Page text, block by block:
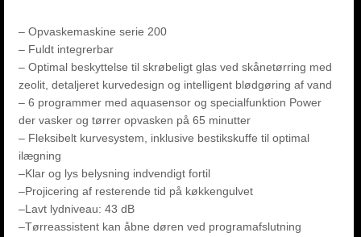
– Opvaskemaskine serie 200
– Fuldt integrerbar
– Optimal beskyttelse til skrøbeligt glas ved skånetørring med
zeolit, detaljeret kurvedesign og intelligent blødgøring af vand
– 6 programmer med aquasensor og specialfunktion Power
der vasker og tørrer opvasken på 65 minutter
– Fleksibelt kurvesystem, inklusive bestikskuffe til optimal
ilægning
–Klar og lys belysning indvendigt fortil
–Projicering af resterende tid på køkkengulvet
–Lavt lydniveau: 43 dB
–Tørreassistent kan åbne døren ved programafslutning